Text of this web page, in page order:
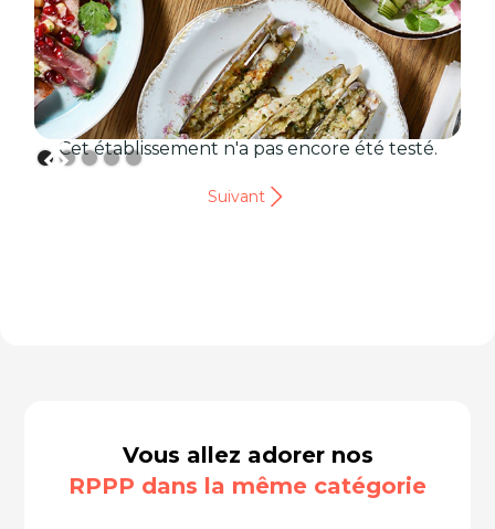
Cet établissement n'a pas encore été testé.
Suivant
Vous allez adorer nos
RPPP dans la même catégorie